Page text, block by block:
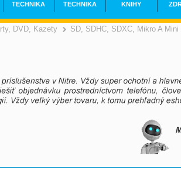
DVD, Kazety >
SD, SDHC, SDXC, Mikro A Mini
TECHNIKA
TECHNIKA
KNIHY